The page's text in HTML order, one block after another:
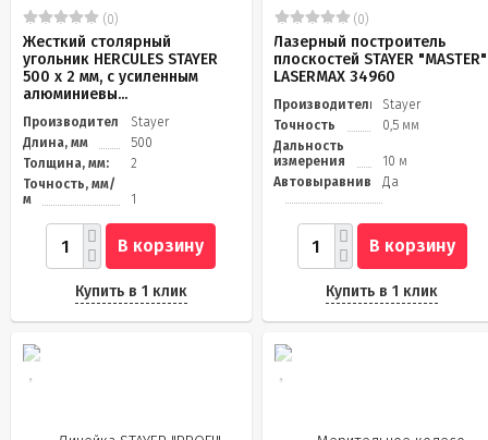
(0)
Жесткий столярный
угольник HERCULES STAYER
500 х 2 мм, с усиленным
алюминиевы...
Производитель
Stayer
Длина, мм
500
Толщина, мм:
2
Точность, мм/
м
1
В корзину
Купить в 1 клик
(0)
Лазерный построитель
плоскостей STAYER "MASTER"
LASERMAX 34960
Производитель
Stayer
Точность
0,5 мм
Дальность
измерения
10 м
Автовыравнивание
Да
В корзину
Купить в 1 клик